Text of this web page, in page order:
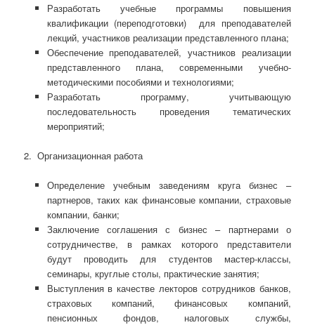
Разработать учебные программы повышения
квалификации (переподготовки) для преподавателей
лекций, участников реализации представленного плана;
Обеспечение преподавателей, участников реализации
представленного плана, современными учебно-
методическими пособиями и технологиями;
Разработать программу, учитывающую
последовательность проведения тематических
мероприятий;
2. Организационная работа
Определение учебным заведениям круга бизнес –
партнеров, таких как финансовые компании, страховые
компании, банки;
Заключение соглашения с бизнес – партнерами о
сотрудничестве, в рамках которого представители
будут проводить для студентов мастер-классы,
семинары, круглые столы, практические занятия;
Выступления в качестве лекторов сотрудников банков,
страховых компаний, финансовых компаний,
пенсионных фондов, налоговых службы,